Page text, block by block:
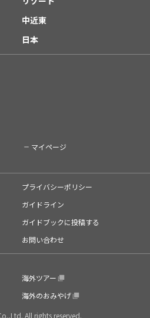
中近東
日本
マイページ
プライバシーポリシー
ガイドライン
ガイドブックに投稿する
お問い合わせ
海外ツアー
海外のおみやげ
All rights reserved.